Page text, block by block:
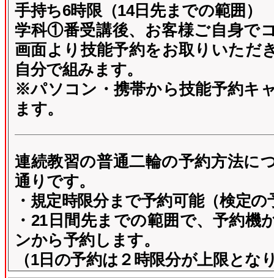
手持ち6時限（14日先までの範囲）
学科①番受講後、お客様ご自身で
画面より技能予約をお取りいただ
自分で組みます。
※パソコン・携帯から技能予約キ
ます。
連続教習の普通二輪の予約方法に
通りです。
・規定時限分まで予約可能（検定の
・21日間先までの範囲で、予約機
ンから予約します。
（1日の予約は２時限分が上限とな